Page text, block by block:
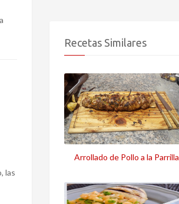
las
Recetas Similares
Arrollado de Pollo a la Parrilla